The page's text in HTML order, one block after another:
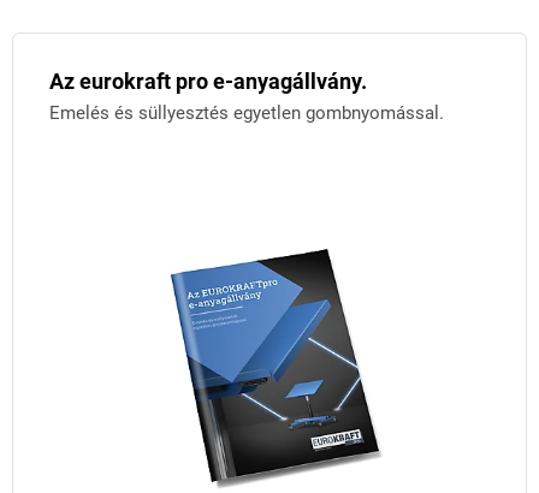
Az eurokraft pro e-anyagállvány.
Emelés és süllyesztés egyetlen gombnyomással.